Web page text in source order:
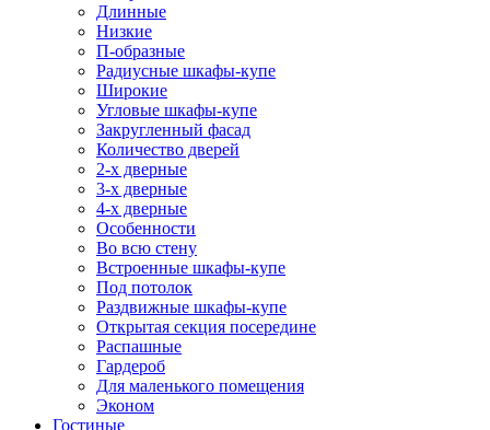
Длинные
Низкие
П-образные
Радиусные шкафы-купе
Широкие
Угловые шкафы-купе
Закругленный фасад
Количество дверей
2-х дверные
3-х дверные
4-х дверные
Особенности
Во всю стену
Встроенные шкафы-купе
Под потолок
Раздвижные шкафы-купе
Открытая секция посередине
Распашные
Гардероб
Для маленького помещения
Эконом
Гостиные